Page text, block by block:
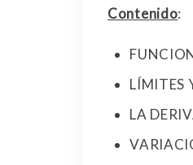
Contenido:
LÍMITES
LA